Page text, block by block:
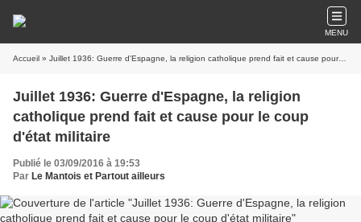
MENU
Accueil » Juillet 1936: Guerre d'Espagne, la religion catholique prend fait et cause pour le coup d'état militaire
Juillet 1936: Guerre d'Espagne, la religion
catholique prend fait et cause pour le coup
d'état militaire
Publié le 03/09/2016 à 19:53
Par Le Mantois et Partout ailleurs